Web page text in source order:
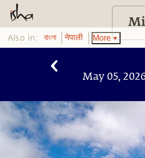
Also in: বাংলা नेपाली More
May 05,